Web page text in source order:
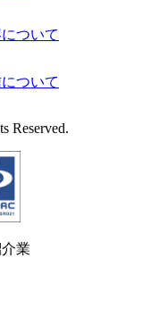
ついて
ついて
Reserved.
業